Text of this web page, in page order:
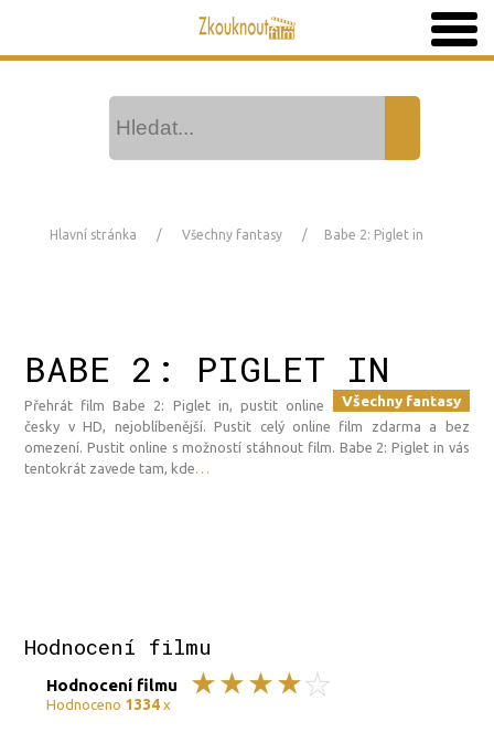
Hlavní stránka Všechny fantasy Babe 2: Piglet in
BABE 2: PIGLET IN
Všechny fantasy
Přehrát film Babe 2: Piglet in, pustit online
česky v HD, nejoblíbenější. Pustit celý online film zdarma a bez
omezení. Pustit online s možností stáhnout film. Babe 2: Piglet in vás
tentokrát zavede tam, kde
Hodnocení filmu
Hodnocení filmu
Hodnoceno 1334x